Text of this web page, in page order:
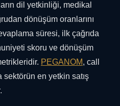
dil yetkinliği, medikal
dönüşüm oranlarını
süresi, ilk çağrıda
skoru ve dönüşüm
PEGANOM, call
sektörün en yetkin satış